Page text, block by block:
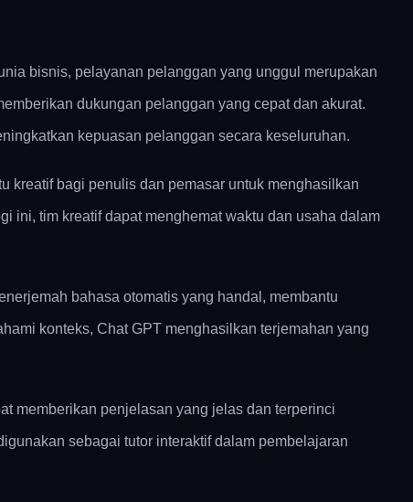
bisnis, pelayanan pelanggan yang unggul merupakan
dukungan pelanggan yang cepat dan akurat.
kepuasan pelanggan secara keseluruhan.
kreatif bagi penulis dan pemasar untuk menghasilkan
ini, tim kreatif dapat menghemat waktu dan usaha dalam
bahasa otomatis yang handal, membantu
konteks, Chat GPT menghasilkan terjemahan yang
memberikan penjelasan yang jelas dan terperinci
sebagai tutor interaktif dalam pembelajaran